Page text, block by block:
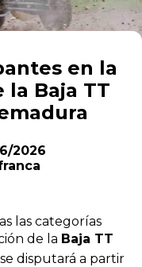
en la
la Baja TT
2026
las categorías
de la Baja TT
disputará a partir